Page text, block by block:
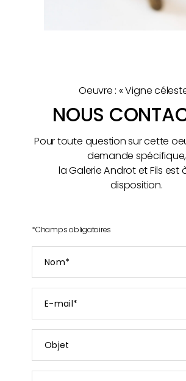
Oeuvre : « Vigne
NOUS
Pour toute question sur cette
demande spécifique,
la Galerie Androt et Fils est
disposition.
*Champs obligatoires
mail
*